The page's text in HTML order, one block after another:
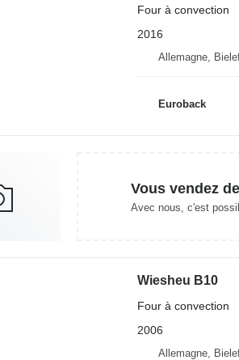
Four à convection
2016
Allemagne,
Euroback
Vous vendez
Avec nous, c'est
Wiesheu B10
Four à convection
2006
Allemagne,